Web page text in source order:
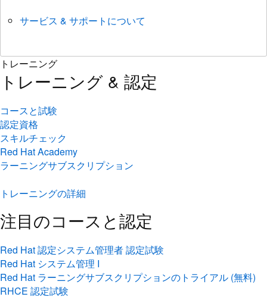
サービス & サポートについて
トレーニング
トレーニング & 認定
コースと試験
認定資格
スキルチェック
Red Hat Academy
ラーニングサブスクリプション
トレーニングの詳細
注目のコースと認定
Red Hat 認定システム管理者 認定試験
Red Hat システム管理 I
Red Hat ラーニングサブスクリプションのトライアル (無料)
RHCE 認定試験